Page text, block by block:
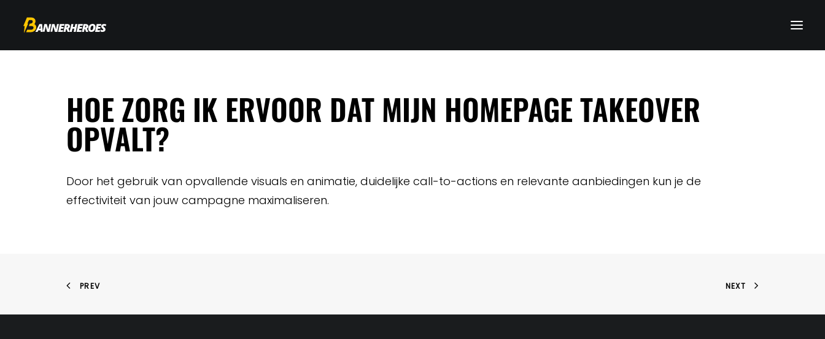
HOE ZORG IK ERVOOR DAT MIJN HOMEPAGE TAKEOVER
OPVALT?
Door het gebruik van opvallende visuals en animatie, duidelijke call-to-actions en relevante aanbiedingen kun je de
effectiviteit van jouw campagne maximaliseren.
PREV NEXT